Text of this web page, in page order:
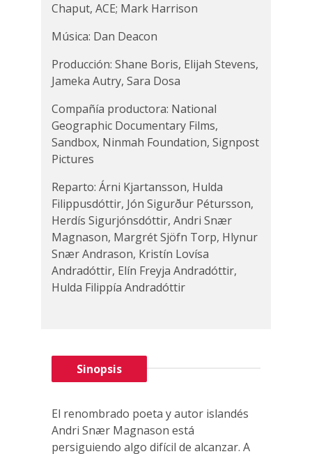
Chaput, ACE; Mark Harrison
Música: Dan Deacon
Producción: Shane Boris, Elijah Stevens,
Jameka Autry, Sara Dosa
Compañía productora: National
Geographic Documentary Films,
Sandbox, Ninmah Foundation, Signpost
Pictures
Reparto: Árni Kjartansson, Hulda
Filippusdóttir, Jón Sigurður Pétursson,
Herdís Sigurjónsdóttir, Andri Snær
Magnason, Margrét Sjöfn Torp, Hlynur
Snær Andrason, Kristín Lovísa
Andradóttir, Elín Freyja Andradóttir,
Hulda Filippía Andradóttir
Sinopsis
El renombrado poeta y autor islandés
Andri Snær Magnason está
persiguiendo algo difícil de alcanzar. A